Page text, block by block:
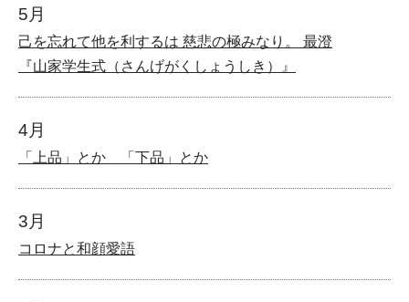
5月
己を忘れて他を利するは 慈悲の極みなり。 最澄
『山家学生式（さんげがくしょうしき）』
4月
「上品」とか 「下品」とか
3月
コロナと和顔愛語